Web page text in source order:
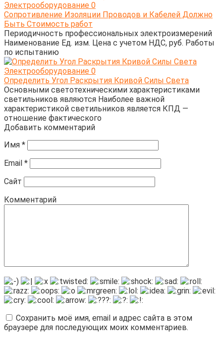
Электрооборудование 0
Сопротивление Изоляции Проводов и Кабелей Должно
Быть Стоимость работ
Периодичность профессиональных электроизмерений
Наименование Ед. изм. Цена с учетом НДС, руб. Работы
по испытанию
Электрооборудование 0
Определить Угол Раскрытия Кривой Силы Света
Основными светотехническими характеристиками
светильников являются Наиболее важной
характеристикой светильников является КПД —
отношение фактического
Добавить комментарий
Имя *
Email *
Сайт
Комментарий
Сохранить моё имя, email и адрес сайта в этом
браузере для последующих моих комментариев.